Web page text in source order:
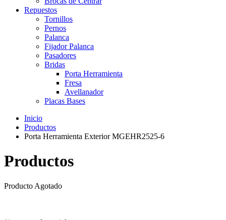
Repuestos
Tornillos
Pernos
Palanca
Fijador Palanca
Pasadores
Bridas
Porta Herramienta
Fresa
Avellanador
Placas Bases
Inicio
Productos
Porta Herramienta Exterior MGEHR2525-6
Productos
Producto Agotado